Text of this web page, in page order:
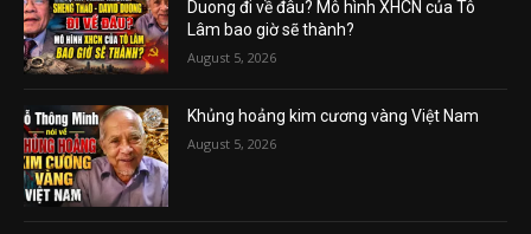
Duong đi về đâu? Mô hình XHCN của Tô
Lâm bao giờ sẽ thành?
August 5, 2026
Khủng hoảng kim cương vàng Việt Nam
August 5, 2026